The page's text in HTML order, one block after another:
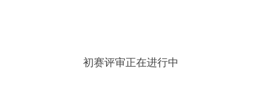
初赛评审正在进行中